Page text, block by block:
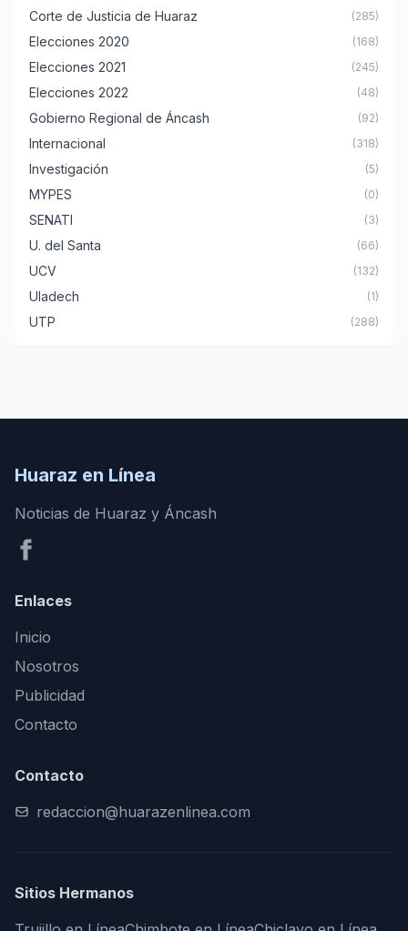
Corte de Justicia de Huaraz (285)
Elecciones 2020 (168)
Elecciones 2021 (245)
Elecciones 2022 (48)
Gobierno Regional de Áncash (92)
Internacional (318)
Investigación (5)
MYPES (0)
SENATI (3)
U. del Santa (66)
UCV (132)
Uladech (1)
UTP (288)
Huaraz en Línea
Noticias de Huaraz y Áncash
Enlaces
Inicio
Nosotros
Publicidad
Contacto
Contacto
redaccion@huarazenlinea.com
Sitios Hermanos